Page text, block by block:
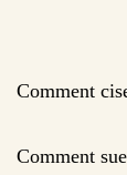
Comment
Comment